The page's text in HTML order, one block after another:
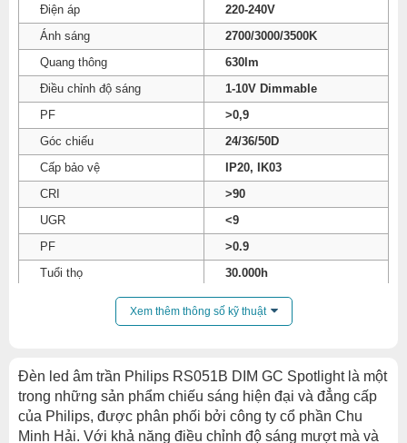
Điện áp
220-240V
Ánh sáng
2700/3000/3500K
Quang thông
630lm
Điều chỉnh độ sáng
1-10V Dimmable
PF
>0,9
Góc chiếu
24/36/50D
Cấp bảo vệ
IP20, IK03
CRI
>90
UGR
<9
PF
>0.9
Tuổi thọ
30.000h
Vật liệu chế tạo
Hợp kim nhôm cao cấp
Xem thêm thông số kỹ thuật
Đèn led âm trần Philips RS051B DIM GC Spotlight là một
trong những sản phẩm chiếu sáng hiện đại và đẳng cấp
của Philips, được phân phối bởi công ty cổ phần Chu
Minh Hải. Với khả năng điều chỉnh độ sáng mượt mà và